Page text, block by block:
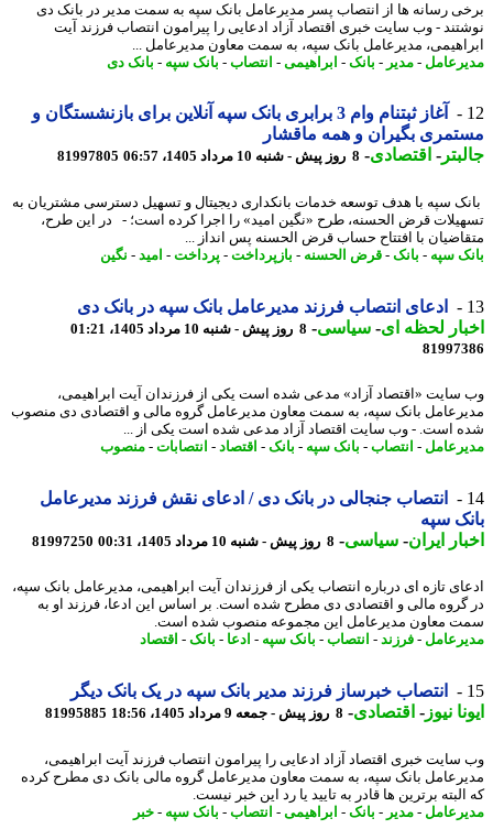
رسانه ها از انتصاب پسر مدیرعامل بانک سپه به سمت مدیر در بانک دی
- وب سایت خبری اقتصاد آزاد ادعایی را پیرامون انتصاب فرزند آیت
مدیرعامل بانک سپه، به سمت معاون مدیرعامل ...
-مدیر-بانک -ابراهیمی-انتصاب-بانک سپه -بانک دی
آغاز ثبتنام وام 3 برابری بانک سپه آنلاین برای بازنشستگان و
بگیران و همه ماقشار
-اقتصادی-8 روز پیش - شنبه 10 مرداد 1405، 06:57 81997805
سپه با هدف توسعه خدمات بانکداری دیجیتال و تسهیل دسترسی مشتریان به
قرض الحسنه، طرح «نگین امید» را اجرا کرده است؛ - در این طرح،
با افتتاح حساب قرض الحسنه پس انداز ...
سپه -بانک -قرض الحسنه-بازپرداخت -پرداخت -امید -نگین
ادعای انتصاب فرزند مدیرعامل بانک سپه در بانک دی
لحظه ای- سیاسی-8 روز پیش - شنبه 10 مرداد 1405، 01:21
«اقتصاد آزاد» مدعی شده است یکی از فرزندان آیت ابراهیمی،
بانک سپه، به سمت معاون مدیرعامل گروه مالی و اقتصادی دی منصوب
است. - وب سایت اقتصاد آزاد مدعی شده است یکی از ...
-انتصاب-بانک سپه -بانک -اقتصاد-انتصابات-منصوب
انتصاب جنجالی در بانک دی / ادعای نقش فرزند مدیرعامل
سپه
ایران- سیاسی-8 روز پیش - شنبه 10 مرداد 1405، 00:31 81997250
تازه ای درباره انتصاب یکی از فرزندان آیت ابراهیمی، مدیرعامل بانک سپه،
مالی و اقتصادی دی مطرح شده است. بر اساس این ادعا، فرزند او به
معاون مدیرعامل این مجموعه منصوب شده است.
-فرزند- انتصاب-بانک سپه -ادعا -بانک -اقتصاد
انتصاب خبرساز فرزند مدیر بانک سپه در یک بانک دیگر
نیوز-اقتصادی-8 روز پیش - جمعه 9 مرداد 1405، 18:56 81995885
خبری اقتصاد آزاد ادعایی را پیرامون انتصاب فرزند آیت ابراهیمی،
بانک سپه، به سمت معاون مدیرعامل گروه مالی بانک دی مطرح کرده
برترین ها قادر به تایید یا رد این خبر نیست.
-مدیر-بانک -ابراهیمی-انتصاب-بانک سپه -خبر